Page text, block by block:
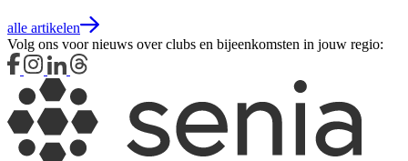
alle artikelen
Volg ons voor nieuws over clubs en bijeenkomsten in jouw regio: